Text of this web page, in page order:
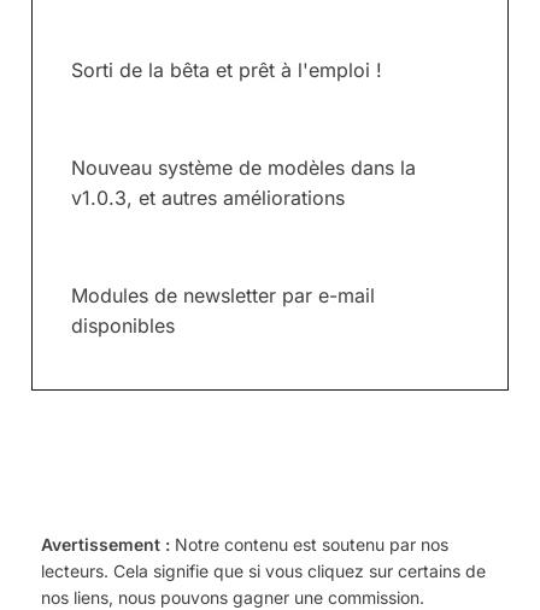
Sorti de la bêta et prêt à l'emploi !
Nouveau système de modèles dans la
v1.0.3, et autres améliorations
Modules de newsletter par e-mail
disponibles
Avertissement : Notre contenu est soutenu par nos
lecteurs. Cela signifie que si vous cliquez sur certains de
nos liens, nous pouvons gagner une commission.